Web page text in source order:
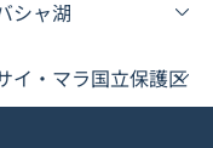
シャ湖
イ・マラ国立保護区